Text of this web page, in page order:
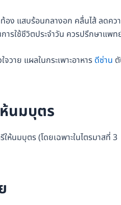
ง แสบร้อนกลางอก คลื่นไส้ ลดคว
ารใช้ชีวิตประจำวัน ควรปรึกษาแพท
จวาย แผลในกระเพาะอาหาร ดีซ่าน
นมบุตร
ห้นมบุตร (โดยเฉพาะในไตรมาสที่ 3